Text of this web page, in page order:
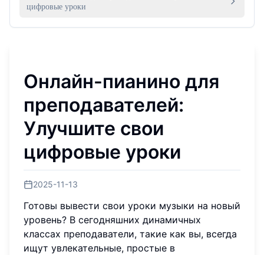
цифровые уроки
Онлайн-пианино для
преподавателей:
Улучшите свои
цифровые уроки
2025-11-13
Готовы вывести свои уроки музыки на новый
уровень? В сегодняшних динамичных
классах преподаватели, такие как вы, всегда
ищут увлекательные, простые в